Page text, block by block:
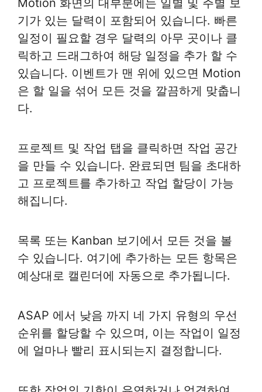
Motion 화면의 대부분에는 일별 및 주별 보
기가 있는 달력이 포함되어 있습니다. 빠른
일정이 필요할 경우 달력의 아무 곳이나 클
릭하고 드래그하여 해당 일정을 추가 할 수
있습니다. 이벤트가 맨 위에 있으면 Motion
은 할 일을 섞어 모든 것을 깔끔하게 맞춥니
다.
프로젝트 및 작업 탭을 클릭하면 작업 공간
을 만들 수 있습니다. 완료되면 팀을 초대하
고 프로젝트를 추가하고 작업 할당이 가능
해집니다.
목록 또는 Kanban 보기에서 모든 것을 볼
수 있습니다. 여기에 추가하는 모든 항목은
예상대로 캘린더에 자동으로 추가됩니다.
ASAP 에서 낮음 까지 네 가지 유형의 우선
순위를 할당할 수 있으며, 이는 작업이 일정
에 얼마나 빨리 표시되는지 결정합니다.